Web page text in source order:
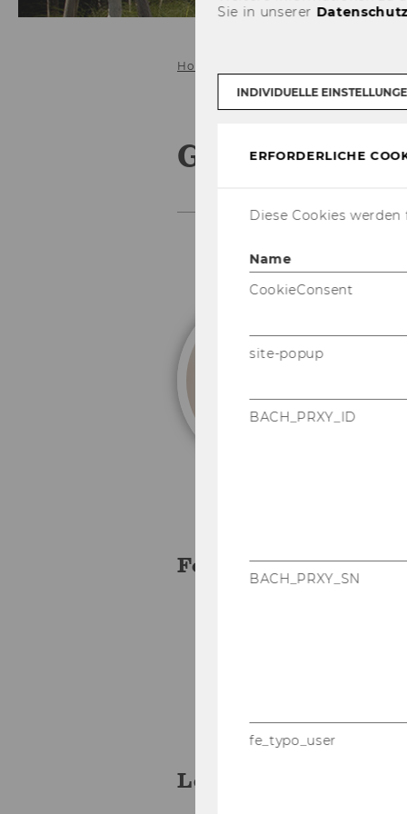
Home
Geissler,
For­schung
His­to­ri­sche
Lehre
Sie in unserer
INDIVIDUELLE
ERFORDERLICHE
Diese Cookies
Name
CookieConsent
site-popup
BACH_PRXY_ID
BACH_PRXY_SN
fe_typo_user